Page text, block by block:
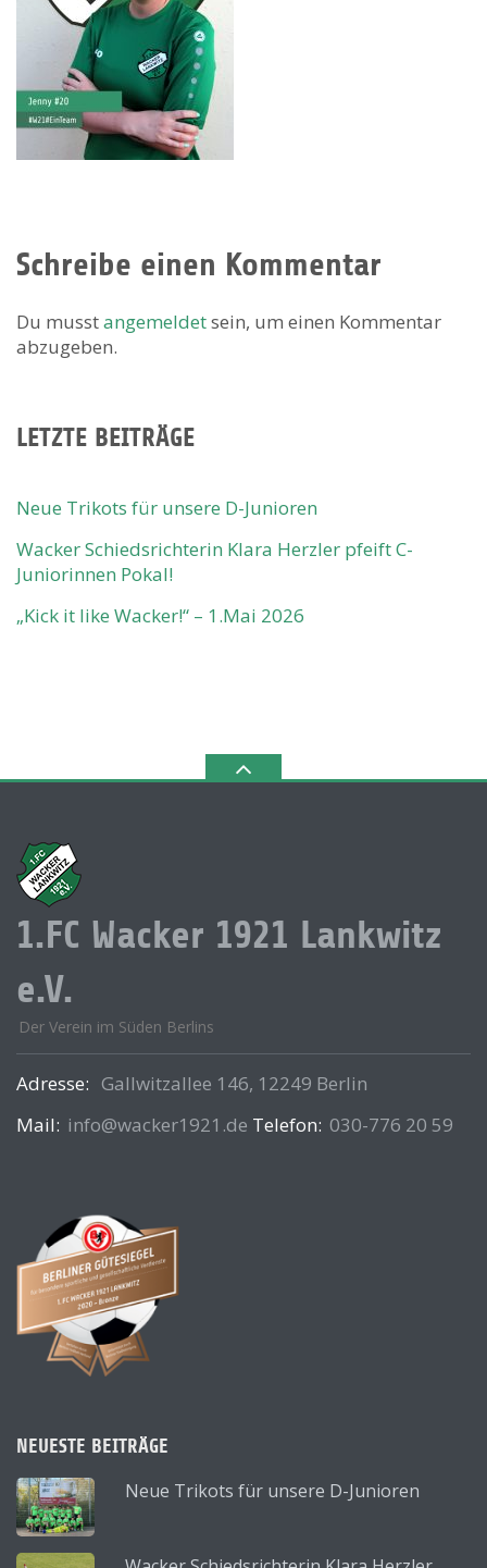
Schreibe einen Kommentar
Du musstangemeldetsein, um einen Kommentar
abzugeben.
LETZTE BEITRÄGE
Neue Trikots für unsere D-Junioren
Wacker Schiedsrichterin Klara Herzler pfeift C-
Juniorinnen Pokal!
„Kick it like Wacker!“ – 1.Mai 2026
1.FC Wacker 1921 Lankwitz
e.V.
Der Verein im Süden Berlins
Adresse: Gallwitzallee 146, 12249 Berlin
Mail: info@wacker1921.de Telefon: 030-776 20 59
NEUESTE BEITRÄGE
Neue Trikots für unsere D-Junioren